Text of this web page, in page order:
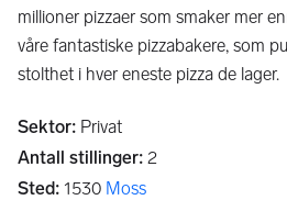
millioner pizzaer som smaker mer
våre fantastiske pizzabakere, som
stolthet i hver eneste pizza de lager.
Sektor: Privat
Antall stillinger: 2
Sted: 1530 Moss